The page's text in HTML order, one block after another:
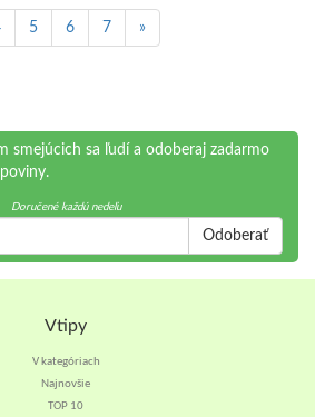
5 6 7 »
smejúcich sa ľudí a odoberaj zadarmo
Doručené každú nedeľu
Odoberať
Vtipy
V kategóriach
Najnovšie
TOP 10